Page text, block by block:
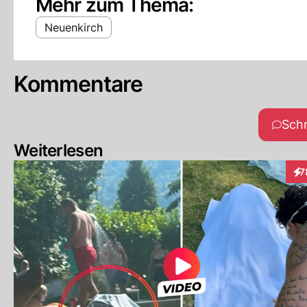
Mehr zum Thema:
Neuenkirch
Kommentare
Weiterlesen